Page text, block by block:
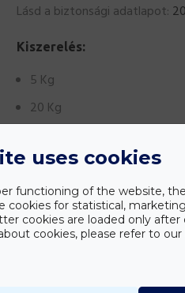
Lásd a biztonsági adatlapot:
Kiszerelés:
5 Kg
20 Kg
Ez a termék nem
uses cookies
functioning of the website,
cookies for statistical,
cookies are loaded only
cookies, please refer to our